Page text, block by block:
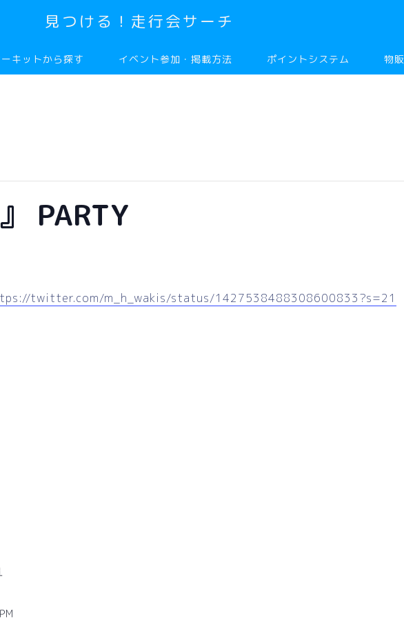
見つける！走行会サーチ
キットから探す イベント参加・掲載方法 ポイントシステム 物販
PARTY
twitter.com/m_h_wakis/status/1427538488308600833?s=21